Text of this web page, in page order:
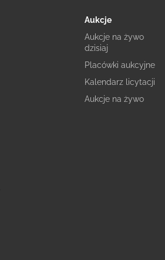
Aukcje
Aukcje na żywo
dzisiaj
Placówki aukcyjne
Kalendarz licytacji
Aukcje na żywo